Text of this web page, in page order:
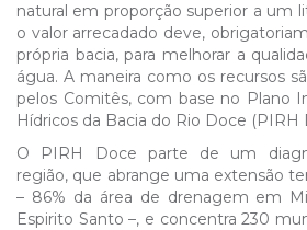
natural em proporção superior a um
o valor arrecadado deve,
própria bacia, para melhorar a
água. A maneira como os recursos
pelos Comitês, com base no Plano
Hídricos da Bacia do Rio Doce (PIRH
O PIRH Doce parte de um
região, que abrange uma extensão
– 86% da área de drenagem em
Espirito Santo –, e concentra 230